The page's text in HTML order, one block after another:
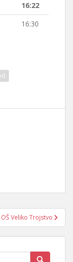
16:22
16:30
OŠ Veliko Trojstvo